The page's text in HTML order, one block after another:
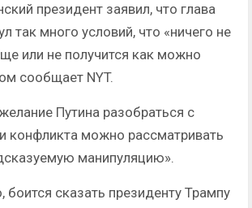
президент заявил, что глава
так много условий, что «ничего не
или не получится как можно
сообщает NYT.
Путина разобраться с
конфликта можно рассматривать
манипуляцию».
боится сказать президенту Трампу